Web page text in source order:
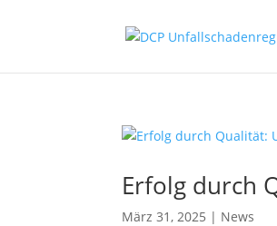
Erfolg durch
März 31, 2025 | News